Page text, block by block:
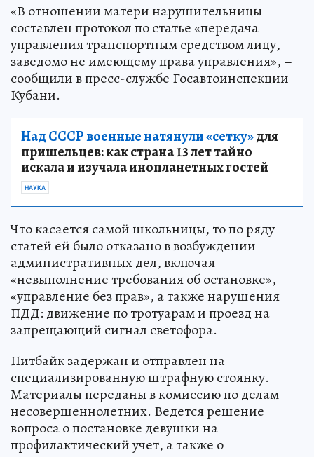
«В отношении матери нарушительницы
составлен протокол по статье «передача
управления транспортным средством лицу,
заведомо не имеющему права управления», –
сообщили в пресс-службе Госавтоинспекции
Кубани.
Над СССР военные натянули «сетку»для
пришельцев: как страна 13 лет тайно
искала и изучала инопланетных гостей
НАУКА
Что касается самой школьницы, то по ряду
статей ей было отказано в возбуждении
административных дел, включая
«невыполнение требования об остановке»,
«управление без прав», а также нарушения
ПДД: движение по тротуарам и проезд на
запрещающий сигнал светофора.
Питбайк задержан и отправлен на
специализированную штрафную стоянку.
Материалы переданы в комиссию по делам
несовершеннолетних. Ведется решение
вопроса о постановке девушки на
профилактический учет, а также о